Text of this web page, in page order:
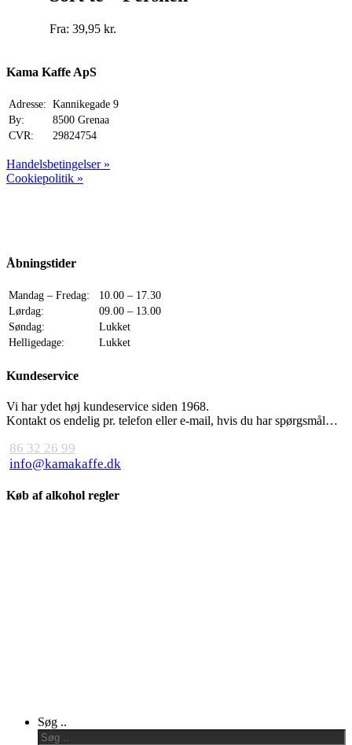
flere
Fra: 39,95 kr.
Kama Kaffe ApS
Adresse: Kannikegade 9
By:
8500 Grenaa
CVR:
29824754
Handelsbetingelser »
Cookiepolitik »
Åbningstider
Mandag – Fredag:
10.00 – 17.30
Lørdag:
09.00 – 13.00
Søndag:
Lukket
Helligedage:
Lukket
Kundeservice
Vi har ydet høj kundeservice siden 1968.
Kontakt os endelig pr. telefon eller e-mail, hvis du har spørgsmål…
86 32 26 99
info@kamakaffe.dk
Køb af alkohol regler
Menu
Søg ..